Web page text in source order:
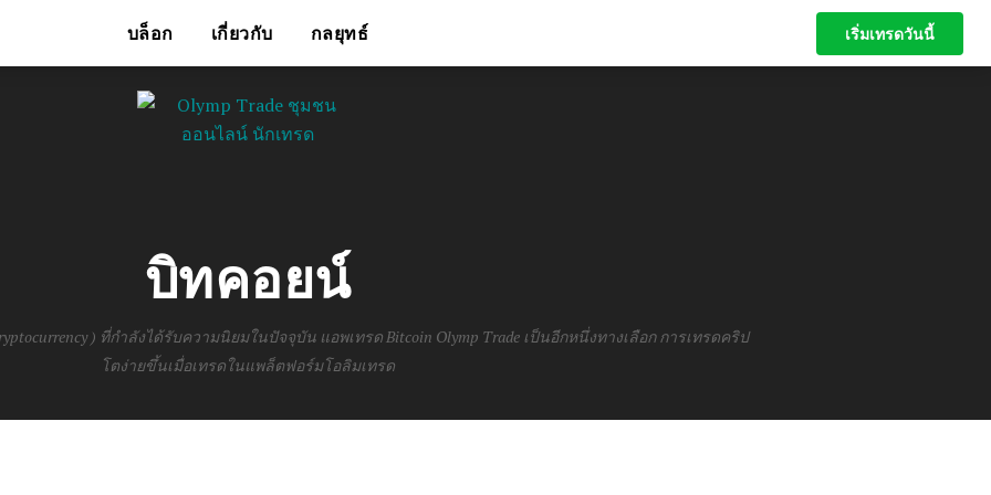
เริ่มเทรดวันนี้
บล็อก เกี่ยวกับ กลยุทธ์
บิทคอยน์
) ที่กำลังได้รับความนิยมในปัจจุบัน แอพเทรด Bitcoin Olymp Trade เป็นอีกหนึ่งทางเลือก การเทรดคริป
โตง่ายขึ้นเมื่อเทรดในแพล็ตฟอร์มโอลิมเทรด
เริ่มเทรดวันนี้